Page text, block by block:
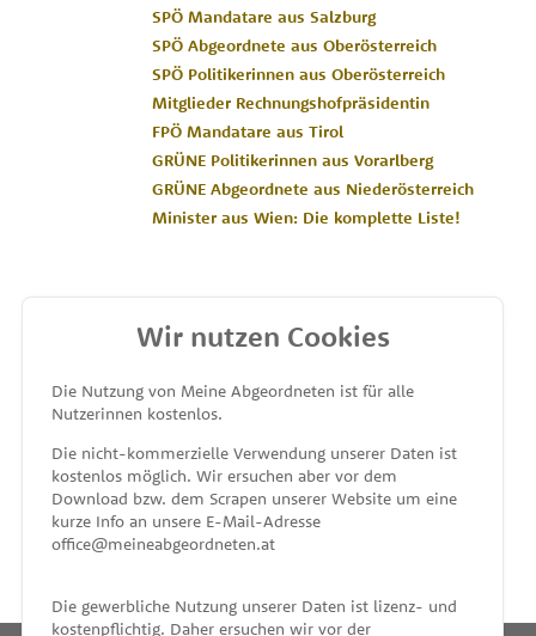
SPÖ Mandatare aus Salzburg
SPÖ Abgeordnete aus Oberösterreich
SPÖ Politikerinnen aus Oberösterreich
Mitglieder Rechnungshofpräsidentin
FPÖ Mandatare aus Tirol
GRÜNE Politikerinnen aus Vorarlberg
GRÜNE Abgeordnete aus Niederösterreich
Minister aus Wien: Die komplette Liste!
MEINE ABGEORDNETEN
unterstützt von
Wir nutzen Cookies
Die Nutzung von Meine Abgeordneten ist für alle
Nutzerinnen kostenlos.
Die nicht-kommerzielle Verwendung unserer Daten ist
kostenlos möglich. Wir ersuchen aber vor dem
Download bzw. dem Scrapen unserer Website um eine
kurze Info an unsere E-Mail-Adresse
office@meineabgeordneten.at
Die gewerbliche Nutzung unserer Daten ist lizenz- und
kostenpflichtig. Daher ersuchen wir vor der